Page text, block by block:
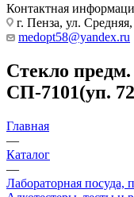
Контактная
г. Пенза, ул.
medopt58@yandex.ru
Стекло
СП-7101(уп.
Главная
—
Каталог
—
Лабораторная посуда,